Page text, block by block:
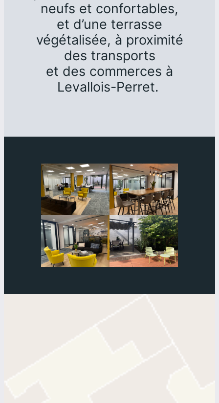
neufs et confortables,
et d’une terrasse
végétalisée, à proximité
des transports
et des commerces à
Levallois-Perret.